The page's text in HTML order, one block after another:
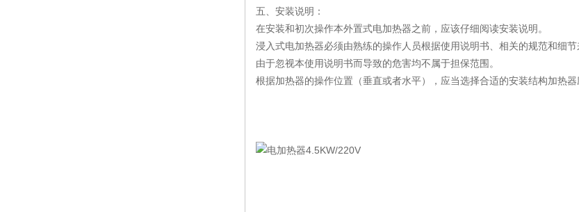
五、安装说明：
在安装和初次操作本外置式电加热器之前，应该仔细阅读安装说明。
浸入式电加热器必须由熟练的操作人员根据使用说明书、相关的规范和细节
由于忽视本使用说明书而导致的危害均不属于担保范围。
根据加热器的操作位置（垂直或者水平），应当选择合适的安装结构加热器